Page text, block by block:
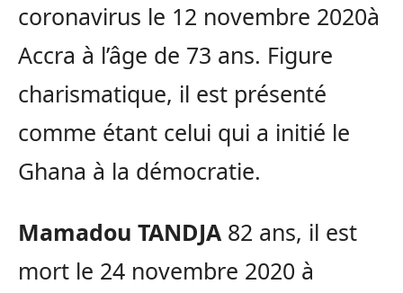
coronavirus le 12 novembre 2020à
Accra à l’âge de 73 ans. Figure
charismatique, il est présenté
comme étant celui qui a initié le
Ghana à la démocratie.
Mamadou TANDJA 82 ans, il est
mort le 24 novembre 2020 à